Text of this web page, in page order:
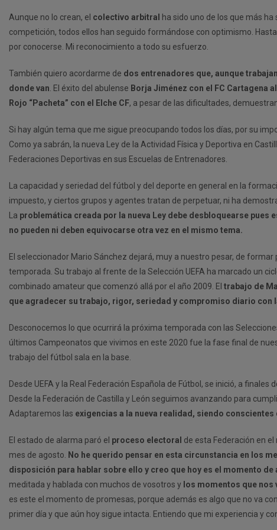
Aunque no lo crean, el colectivo arbitral
ha sido uno de los que más
competición, todos ellos han seguido formándose con optimismo.
por conocerse. Mi reconocimiento a todo su esfuerzo.
También quiero acordarme de dos entrenadores que, aunque
donde van. El éxito del abulense Borja Jiménez con el FC Cartagena
Rojo “Pacheta” con el Elche CF, a pesar de las dificultades,
Si hay algún tema que me sigue preocupando todos los días, por su
Como ya sabrán, la nueva Ley de la Actividad Física y Deportiva en
Federaciones Deportivas en sus Escuelas de Entrenadores.
La capacidad y seriedad del fútbol y del deporte en general en la
impuesto, y ciertos grupos y agentes tratan de perpetuar, ni ha
La problemática creada por la nueva Ley debe desbloquearse
no pueden ni deben equivocarse otra vez en el mismo tema.
El seleccionador Mario Sánchez dejará, muy a nuestro pesar, de
temporada. Su trabajo al frente de la Selección UEFA ha marcado un
combinado amateur que comenzó allá por el año 2009. El trabajo de
que agradecer su trabajo, rigor, seriedad y compromiso diario
Desconocemos lo que ocurrirá la próxima temporada con las
últimos Campeonatos que vivimos en este 2020 fue la fase final de
trabajo del fútbol sala en la base.
Desde UEFA y la Real Federación Española de Fútbol, se inició, a finales
Desde la Federación de Castilla y León seguimos avanzando para
Adaptaremos las exigencias a la nueva realidad, siendo
El estado de alarma paró el proceso electoral de esta Federación en
mes de agosto. No he querido pensar en esta circunstancia en los
disposición para hablar sobre ello y creo que hoy es el momento
meditada y hablada con muchos de vosotros y los momentos que
es este el momento de promesas, porque además es algo que no va
primer día y que aún hoy sigue intacta. Entiendo que mi experiencia y